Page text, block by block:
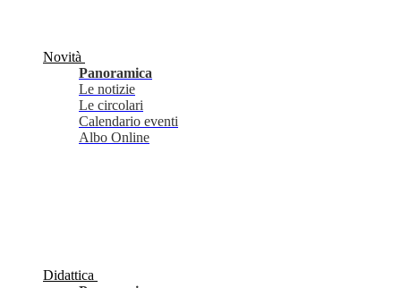
Novità
Panoramica
Le notizie
Le circolari
Calendario eventi
Albo Online
Didattica